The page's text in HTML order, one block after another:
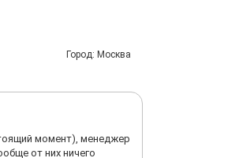
Город: Москва
момент), менеджер
от них ничего